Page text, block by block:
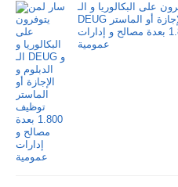
على البكالوريا و الـ
DEUG و الدبلوم و الإجازة أو الماستر
توظيف 1.800 بعدة مصالح و إدارات
عمومية